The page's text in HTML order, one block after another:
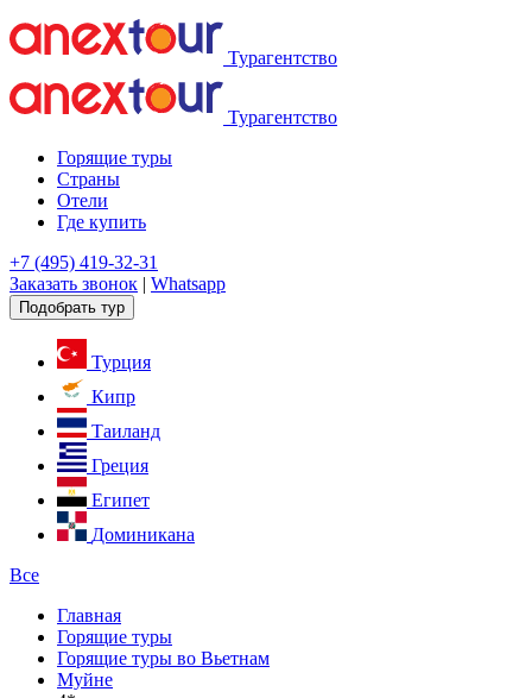
Турагентство
Турагентство
Горящие туры
Страны
Отели
Где купить
+7 (495) 419-32-31
Заказать звонок | Whatsapp
Подобрать тур
Турция
Кипр
Таиланд
Греция
Египет
Доминикана
Все
Главная
Горящие туры
Горящие туры во Вьетнам
Муйне